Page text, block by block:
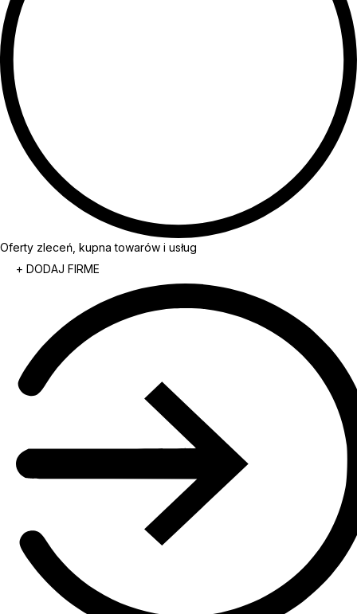
Oferty zleceń, kupna towarów i usług
+ DODAJ FIRME